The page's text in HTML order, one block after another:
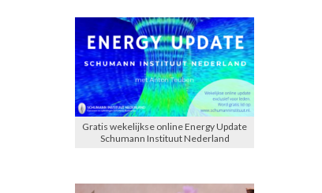
Gratis wekelijkse online Energy Update
Schumann Instituut Nederland